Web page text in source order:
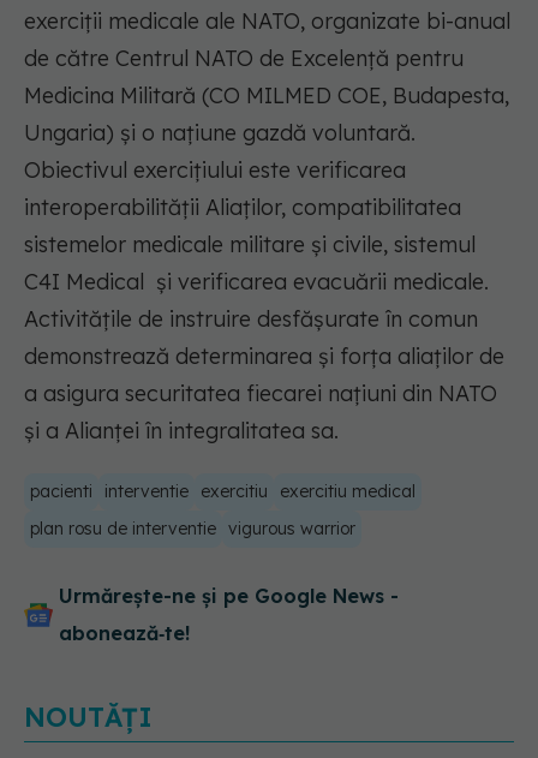
exerciţii medicale ale NATO, organizate bi-anual
de către Centrul NATO de Excelenţă pentru
Medicina Militară (CO MILMED COE, Budapesta,
Ungaria) şi o naţiune gazdă voluntară.
Obiectivul exerciţiului este verificarea
interoperabilităţii Aliaţilor, compatibilitatea
sistemelor medicale militare şi civile, sistemul
C4I Medical şi verificarea evacuării medicale.
Activităţile de instruire desfăşurate în comun
demonstrează determinarea şi forţa aliaţilor de
a asigura securitatea fiecarei naţiuni din NATO
şi a Alianţei în integralitatea sa.
pacienti interventie exercitiu
exercitiu medical
plan rosu de interventie vigurous warrior
Urmărește-ne și pe Google News -
abonează‑te!
NOUTĂȚI